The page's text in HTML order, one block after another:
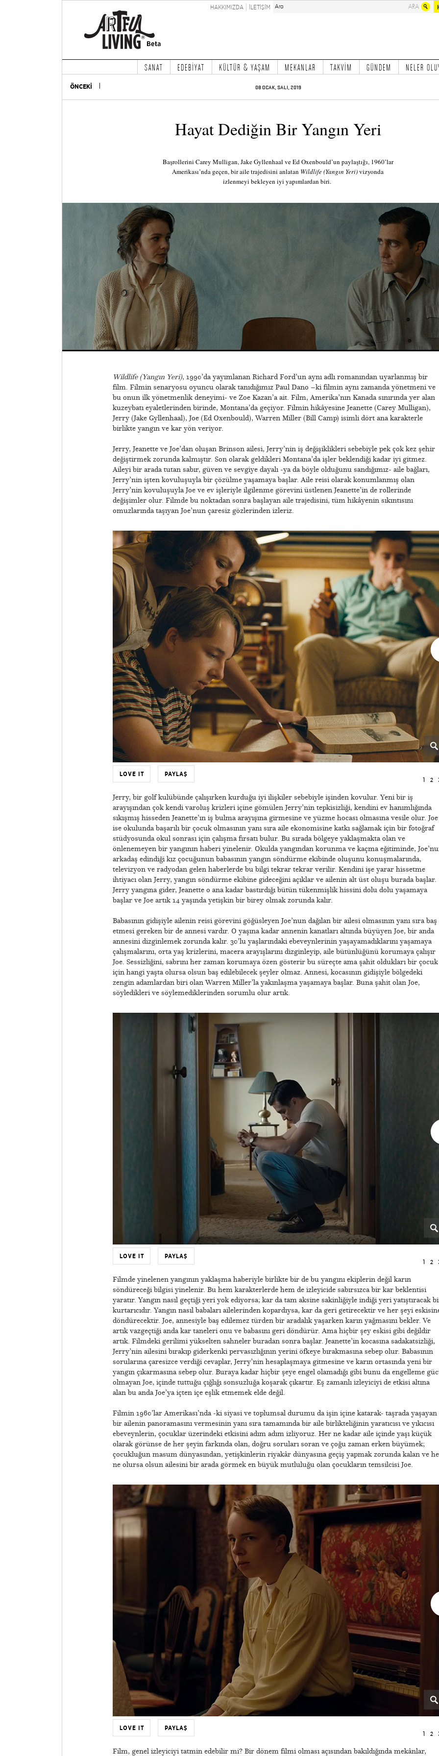
HAKKIMIZDA İLETİŞİM
SANAT EDEBİYAT KÜLTÜR & YAŞAM MEKANLAR TAKVİM GÜNDEM NELER
ÖNCEKİ 08 OCAK, SALI, 2019
Hayat Dediğin Bir Yangın Yeri
Başrollerini Carey Mulligan, Jake Gyllenhaal ve Ed Oxenbould’un paylaştığı, 1960’lar
Amerikası’nda geçen, bir aile trajedisini anlatan Wildlife (Yangın Yeri)vizyonda
izlenmeyi bekleyen iyi yapımlardan biri.
Wildlife (Yangın Yeri), 1990’da yayımlanan Richard Ford’un aynı adlı romanından uyarlanmış bir
film. Filmin senaryosu oyuncu olarak tanıdığımız Paul Dano –ki filmin aynı zamanda yönetmeni ve
bu onun ilk yönetmenlik deneyimi- ve Zoe Kazan’a ait. Film, Amerika’nın Kanada sınırında yer alan
kuzeybatı eyaletlerinden birinde, Montana’da geçiyor. Filmin hikâyesine Jeanette (Carey Mulligan),
Jerry (Jake Gyllenhaal), Joe (Ed Oxenbould), Warren Miller (Bill Camp) isimli dört ana karakterle
birlikte yangın ve kar yön veriyor.
​Jerry, Jeanette ve Joe’dan oluşan Brinson ailesi, Jerry’nin iş değişiklikleri sebebiyle pek çok kez şehir
değiştirmek zorunda kalmıştır. Son olarak geldikleri Montana’da işler beklendiği kadar iyi gitmez.
Aileyi bir arada tutan sabır, güven ve sevgiye dayalı -ya da böyle olduğunu sandığımız- aile bağları,
Jerry’nin işten kovuluşuyla bir çözülme yaşamaya başlar. Aile reisi olarak konumlanmış olan
Jerry’nin kovuluşuyla Joe ve ev işleriyle ilgilenme görevini üstlenen Jeanette’in de rollerinde
değişimler olur. Filmde bu noktadan sonra başlayan aile trajedisini, tüm hikâyenin sıkıntısını
omuzlarında taşıyan Joe’nun çaresiz gözlerinden izleriz.
1 2
LOVE IT PAYLAŞ
Jerry, bir golf kulübünde çalışırken kurduğu iyi ilişkiler sebebiyle işinden kovulur. Yeni bir iş
arayışından çok kendi varoluş krizleri içine gömülen Jerry’nin tepkisizliği, kendini ev hanımlığında
sıkışmış hisseden Jeanette’ın iş bulma arayışına girmesine ve yüzme hocası olmasına vesile olur. Joe
ise okulunda başarılı bir çocuk olmasının yanı sıra aile ekonomisine katkı sağlamak için bir fotoğraf
stüdyosunda okul sonrası için çalışma fırsatı bulur. Bu sırada bölgeye yaklaşmakta olan ve
önlenemeyen bir yangının haberi yinelenir. Okulda yangından korunma ve kaçma eğitiminde,
arkadaş edindiği kız çocuğunun babasının yangın söndürme ekibinde oluşunu konuşmalarında,
televizyon ve radyodan gelen haberlerde bu bilgi tekrar tekrar verilir. Kendini işe yarar hissetme
ihtiyacı olan Jerry, yangın söndürme ekibine gideceğini açıklar ve ailenin alt üst oluşu burada başlar.
Jerry yangına gider, Jeanette o ana kadar bastırdığı bütün tükenmişlik hissini dolu dolu yaşamaya
başlar ve Joe artık 14 yaşında yetişkin bir birey olmak zorunda kalır.
​Babasının gidişiyle ailenin reisi görevini göğüsleyen Joe’nun dağılan bir ailesi olmasının yanı sıra baş
etmesi gereken bir de annesi vardır. O yaşına kadar annenin kanatları altında büyüyen Joe, bir anda
annesini dizginlemek zorunda kalır. 30’lu yaşlarındaki ebeveynlerinin yaşayamadıklarını yaşamaya
çalışmalarını, orta yaş krizlerini, macera arayışlarını dizginleyip, aile bütünlüğünü korumaya çalışır
Joe. Sessizliğini, sabrını her zaman korumaya özen gösterir bu süreçte ama şahit oldukları bir çocuk
için hangi yaşta olursa olsun baş edilebilecek şeyler olmaz. Annesi, kocasının gidişiyle bölgedeki
zengin adamlardan biri olan Warren Miller’la yakınlaşma yaşamaya başlar. Buna şahit olan Joe,
söyledikleri ve söylemediklerinden sorumlu olur artık.
1 2
LOVE IT PAYLAŞ
Filmde yinelenen yangının yaklaşma haberiyle birlikte bir de bu yangını ekiplerin değil karın
söndüreceği bilgisi yinelenir. Bu hem karakterlerde hem de izleyicide sabırsızca bir kar beklentisi
yaratır. Yangın nasıl geçtiği yeri yok ediyorsa; kar da tam aksine sakinliğiyle indiği yeri yatıştıracak
kurtarıcıdır. Yangın nasıl babaları ailelerinden kopardıysa, kar da geri getirecektir ve her şeyi
döndürecektir. Joe, annesiyle baş edilemez türden bir aradalık yaşarken karın yağmasını bekler. Ve
artık vazgeçtiği anda kar taneleri onu ve babasını geri döndürür. Ama hiçbir şey eskisi gibi değildir
artık. Filmdeki gerilimi yükselten sahneler buradan sonra başlar. Jeanette’in kocasına sadakatsizliği,
Jerry’nin ailesini bırakıp giderkenki pervasızlığının yerini öfkeye bırakmasına sebep olur. Babasının
sorularına çaresizce verdiği cevaplar, Jerry’nin hesaplaşmaya gitmesine ve karın ortasında yeni bir
yangın çıkarmasına sebep olur. Buraya kadar hiçbir şeye engel olamadığı gibi bunu da engelleme
olmayan Joe, içinde tuttuğu çığlığı sonsuzluğa koşarak çıkartır. Eş zamanlı izleyiciyi de etkisi altına
alan bu anda Joe’ya içten içe eşlik etmemek elde değil.
​Filmin 1960’lar Amerikası’nda -ki siyasi ve toplumsal durumu da işin içine katarak- taşrada yaşayan
bir ailenin panoramasını vermesinin yanı sıra tamamında bir aile birlikteliğinin yaratıcısı ve yıkıcısı
ebeveynlerin, çocuklar üzerindeki etkisini adım adım izliyoruz. Her ne kadar aile içinde yaşı küçük
olarak görünse de her şeyin farkında olan, doğru soruları soran ve çoğu zaman erken büyümek;
çocukluğun masum dünyasından, yetişkinlerin riyakâr dünyasına geçiş yapmak zorunda kalan ve
ne olursa olsun ailesini bir arada görmek en büyük mutluluğu olan çocukların temsilcisi Joe.
1 2
LOVE IT PAYLAŞ
Film, genel izleyiciyi tatmin edebilir mi? Bir dönem filmi olması açısından bakıldığında mekânlar,